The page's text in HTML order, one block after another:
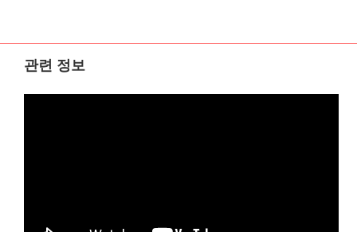
관련 정보